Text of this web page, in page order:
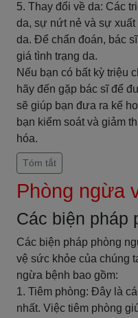
5. Thay đổi về da: Các
da, sự nứt nẻ và sự
da. Để chẩn đoán, bác
giá tình trạng da.
Nếu bạn có bất kỳ triệu
hãy đến gặp bác sĩ để
sẽ giúp bạn đưa ra kế
bạn kiểm soát và giảm
hóa.
Tóm tắt
Phòng ngừa
Các biện pháp
Các biện pháp phòng
vệ sức khỏe của chúng
ngừa bệnh bao gồm:
1. Tiêm phòng: Đây là
nhất. Việc tiêm phòng